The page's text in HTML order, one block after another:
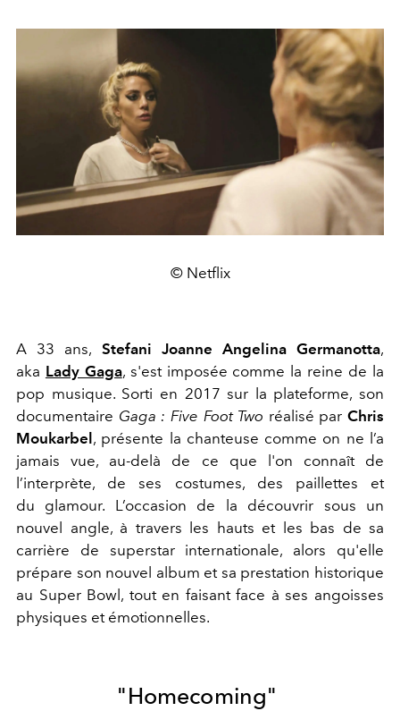
© Netflix
A 33 ans, Stefani Joanne Angelina Germanotta,
aka Lady Gaga, s'est imposée comme la reine de la
pop musique. Sorti en 2017 sur la plateforme, son
documentaire Gaga : Five Foot Two réalisé par Chris
Moukarbel, présente la chanteuse comme on ne l’a
jamais vue, au-delà de ce que l'on connaît de
l’interprète, de ses costumes, des paillettes et
du glamour. L’occasion de la découvrir sous un
nouvel angle, à travers les hauts et les bas de sa
carrière de superstar internationale, alors qu'elle
prépare son nouvel album et sa prestation historique
au Super Bowl, tout en faisant face à ses angoisses
physiques et émotionnelles.
"Homecoming"